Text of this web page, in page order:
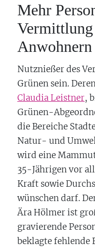
Mehr
Nutznießer des
Grünen sein.
Claudia Leistner,
Grünen-
die Bereiche
Natur- und
wird eine
35-Jährigen vor
Kraft sowie
wünschen darf.
Ära Hölmer ist
gravierende
beklagte fehlende